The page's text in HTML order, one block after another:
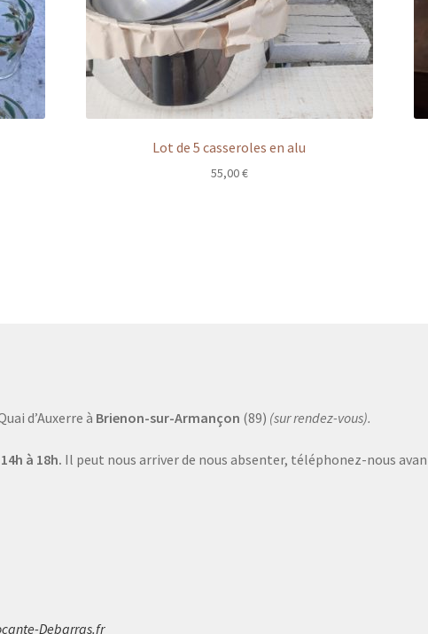
Lot de 5 casseroles en alu
55,00€
d’Auxerre à Brienon-sur-Armançon (89) (sur rendez-vous).
à 18h. Il peut nous arriver de nous absenter, téléphonez-nous
Debarras.fr